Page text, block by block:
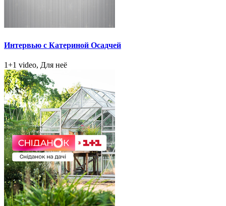
Интервью с Катериной Осадчей
1+1 video, Для неё